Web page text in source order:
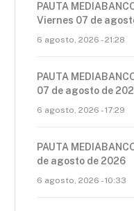
PAUTA
Viernes 07 de
6 agosto, 2026 - 21:28
PAUTA
07 de agosto de
6 agosto, 2026 - 17:29
PAUTA
de agosto de 2026
6 agosto, 2026 - 10:33